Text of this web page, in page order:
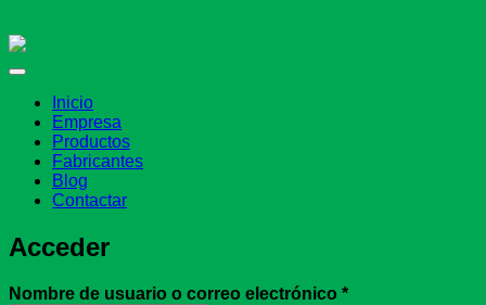
Inicio
Empresa
Productos
Fabricantes
Blog
Contactar
Acceder
Nombre de usuario o correo electrónico *Obligatorio